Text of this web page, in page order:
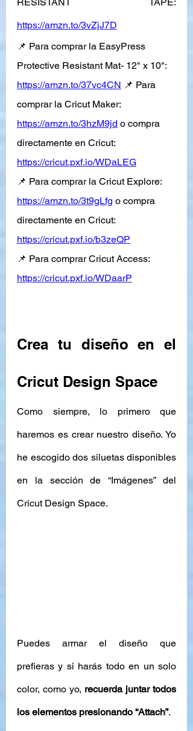
https://amzn.to/3vZjJ7D
📌 Para comprar la EasyPress
Protective Resistant Mat- 12" x 10":
https://amzn.to/37vc4CN 📌 Para
comprar la Cricut Maker:
https://amzn.to/3hzM9jd o compra
directamente en Cricut:
https://cricut.pxf.io/WDaLEG
📌 Para comprar la Cricut Explore:
https://amzn.to/3t9gLfg o compra
directamente en Cricut:
https://cricut.pxf.io/b3zeQP
📌 Para comprar Cricut Access:
https://cricut.pxf.io/WDaarP
Crea tu diseño en el
Cricut Design Space
Como siempre, lo primero que
haremos es crear nuestro diseño. Yo
he escogido dos siluetas disponibles
en la sección de “Imágenes” del
Cricut Design Space.
Puedes armar el diseño que
prefieras y si harás todo en un solo
color, como yo, recuerda juntar todos
los elementos presionando “Attach”.